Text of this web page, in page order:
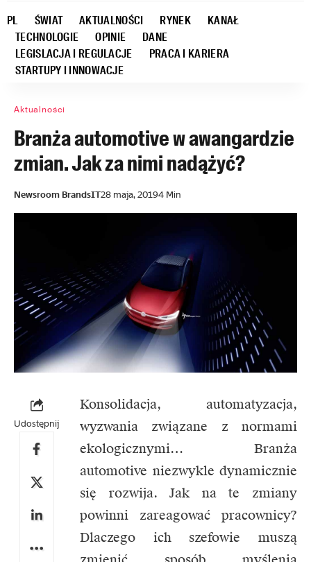
PL ŚWIAT AKTUALNOŚCI RYNEK
KANAŁ
TECHNOLOGIE
OPINIE
DANE
LEGISLACJA I REGULACJE
PRACA I KARIERA
STARTUPY I INNOWACJE
Aktualności
Branża automotive w awangardzie
zmian. Jak za nimi nadążyć?
Newsroom BrandsIT28 maja, 20194 Min
Udostępnij
Konsolidacja, automatyzacja,
wyzwania związane z normami
ekologicznymi… Branża
automotive niezwykle dynamicznie
się rozwija. Jak na te zmiany
powinni zareagować pracownicy?
Dlaczego ich szefowie muszą